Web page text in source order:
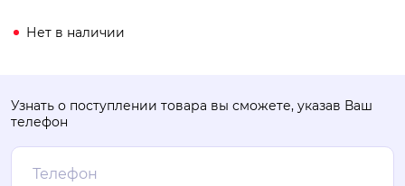
Узнать о поступлении товара вы сможете, указав Ваш
телефон
Нет в наличии